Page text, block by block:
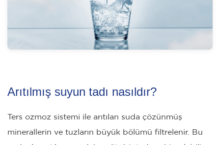
Arıtılmış suyun tadı nasıldır?
Ters ozmoz sistemi ile arıtılan suda çözünmüş
minerallerin ve tuzların büyük bölümü filtrelenir. Bu